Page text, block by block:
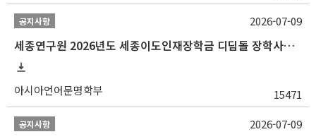
공지사항
세종연구원 2026년도 세종이도인재장학금 디딤돌 장학사업 학자금대출 관련분야(원금상환, 이자지원) 신청 사업 안내
아시아언어문명학부 15471
2026-07-09
공지사항 2026-07-09